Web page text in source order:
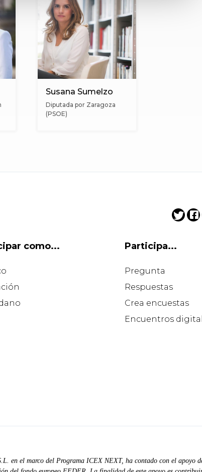
Susana Sumelzo
Diputada por Zaragoza
(PSOE)
como... Participa...
Pregunta
Respuestas
Crea encuestas
Encuentros
en el marco del Programa ICEX NEXT, ha contado con el apoyo